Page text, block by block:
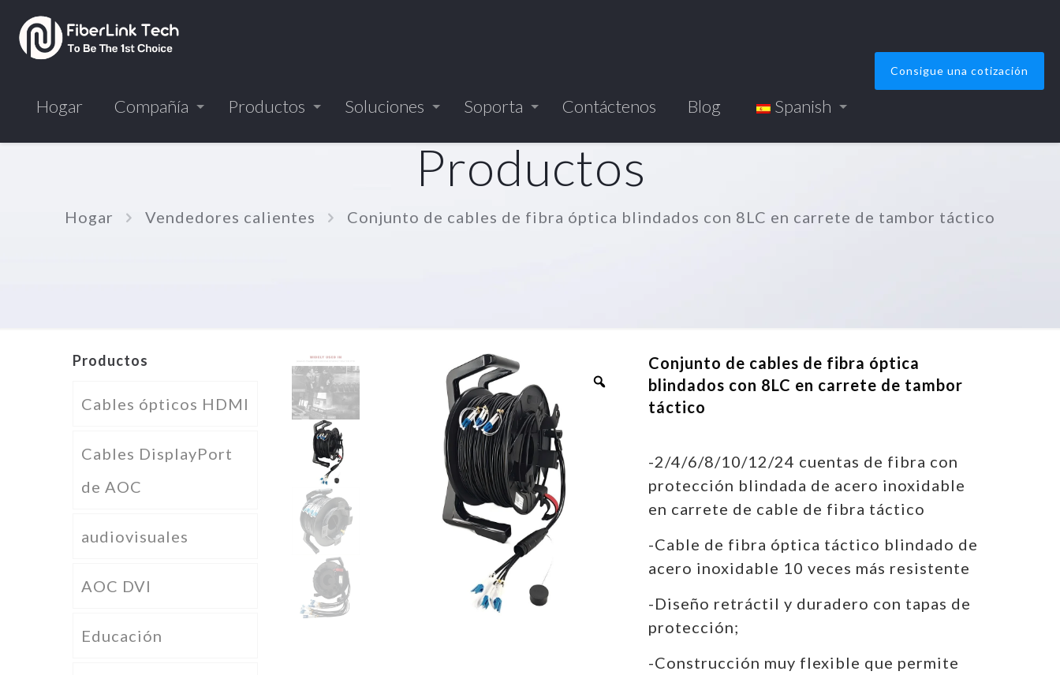
Hogar Compañía Productos Soluciones Soporta Contáctenos Blog Spanish
Consigue una cotización
Productos
Hogar Vendedores calientes Conjunto de cables de fibra óptica blindados con 8LC en carrete de tambor táctico
Conjunto de cables de fibra óptica
blindados con 8LC en carrete de tambor
táctico
-2/4/6/8/10/12/24 cuentas de fibra con
protección blindada de acero inoxidable
en carrete de cable de fibra táctico
-Cable de fibra óptica táctico blindado de
acero inoxidable 10 veces más resistente
-Diseño retráctil y duradero con tapas de
protección;
-Construcción muy flexible que permite
Productos
Cables ópticos HDMI
Cables DisplayPort
de AOC
audiovisuales
AOC DVI
Educación